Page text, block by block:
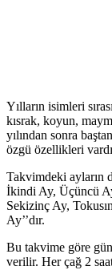
Yılların isimleri
kısrak, koyun,
yılından sonra
özgü özellikleri
Takvimdeki ayların
İkindi Ay, Üçüncü
Sekizinç Ay,
Ay’’dır.
Bu takvime göre
verilir. Her çağ 2